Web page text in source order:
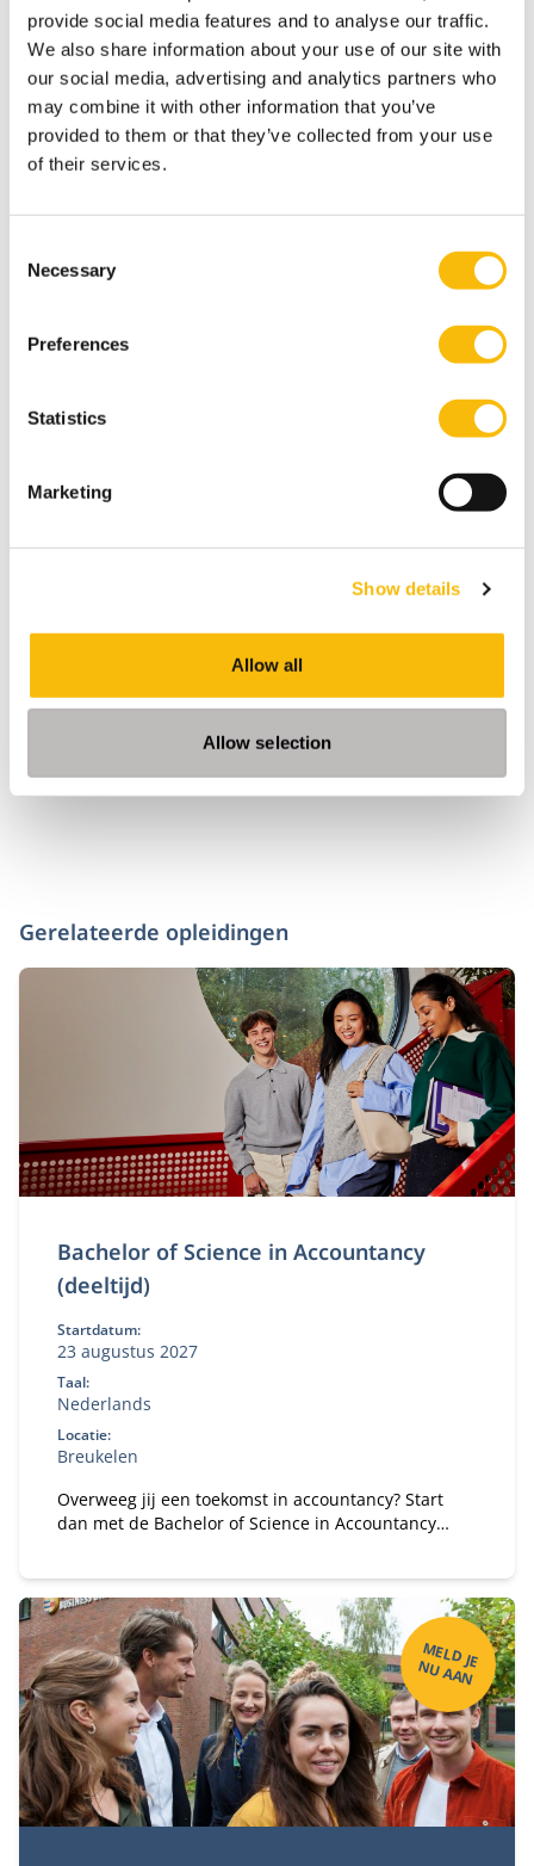
provide social media features and to analyse our traffic.
We also share information about your use of our site with
our social media, advertising and analytics partners who
may combine it with other information that you’ve
provided to them or that they’ve collected from your use
of their services.
Selection
Necessary
Preferences
Statistics
Marketing
Show details
Allow all
Allow selection
feitelijk geen enkel calculatiedoel dienen.
Niet verdedigbaar
Hiltermann werkt toe naar zijn conclusie en een aantal
stellingen: “In veel organisaties worden kosten
gealloceerd en wordt er intern verrekend. Over interne
een juiste besluitvorming en prestatiemeting van het
betreffende management. Maar de kostenallocatie
zoals die in de praktijk plaatsvindt op basis van het
verdelen van integrale kosten, is vanuit normatief
oogpunt niet verdedigbaar. Het leidt tot bureaucratie
en mogelijk suboptimale besluitvorming.” Hij stelt dan
niet tot kostenbeheersing leidt, maar juist tot het
Overview - Retirement
Gerelateerde opleidingen
Bachelor of Science in Accountancy
(deeltijd)
Startdatum:
23 augustus 2027
Taal:
Nederlands
Locatie:
Breukelen
Overweeg jij een toekomst in accountancy? Start
dan met de Bachelor of Science in Accountancy
M
ELD
JE
N
U
A
A
N